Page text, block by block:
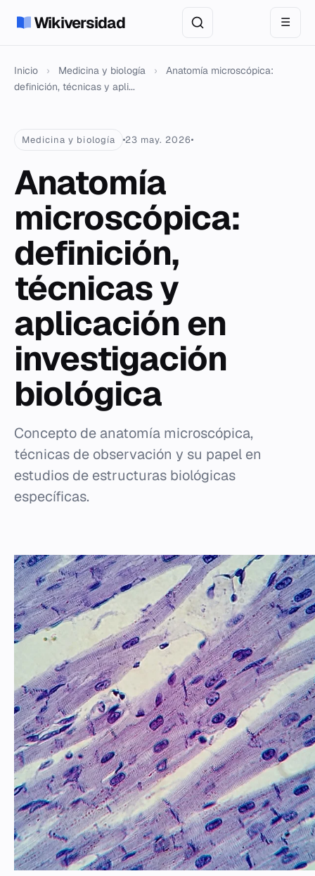
Wikiversidad ☰
Inicio › Medicina y biología ›
Anatomía microscópica:
definición, técnicas y apli...
Medicina y biología 23 may. 2026
Anatomía
microscópica:
definición,
técnicas y
aplicación en
investigación
biológica
Concepto de anatomía microscópica,
técnicas de observación y su papel en
estudios de estructuras biológicas
específicas.